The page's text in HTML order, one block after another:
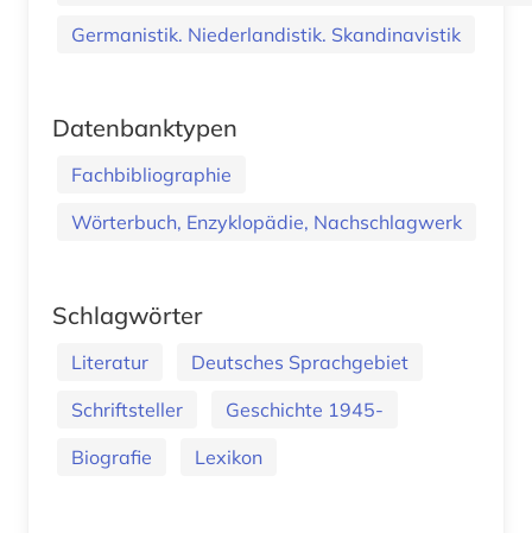
Germanistik. Niederlandistik. Skandinavistik
Datenbanktypen
Fachbibliographie
Wörterbuch, Enzyklopädie, Nachschlagwerk
Schlagwörter
Literatur
Deutsches Sprachgebiet
Schriftsteller
Geschichte 1945-
Biografie
Lexikon